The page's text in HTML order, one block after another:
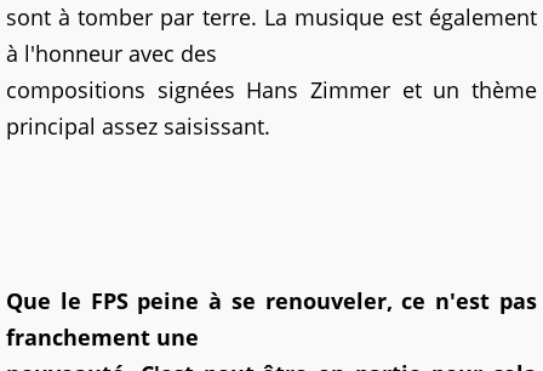
sont à tomber par terre. La musique est également
à l'honneur avec des
compositions signées Hans Zimmer et un thème
principal assez saisissant.
Que le FPS peine à se renouveler, ce n'est pas
franchement une